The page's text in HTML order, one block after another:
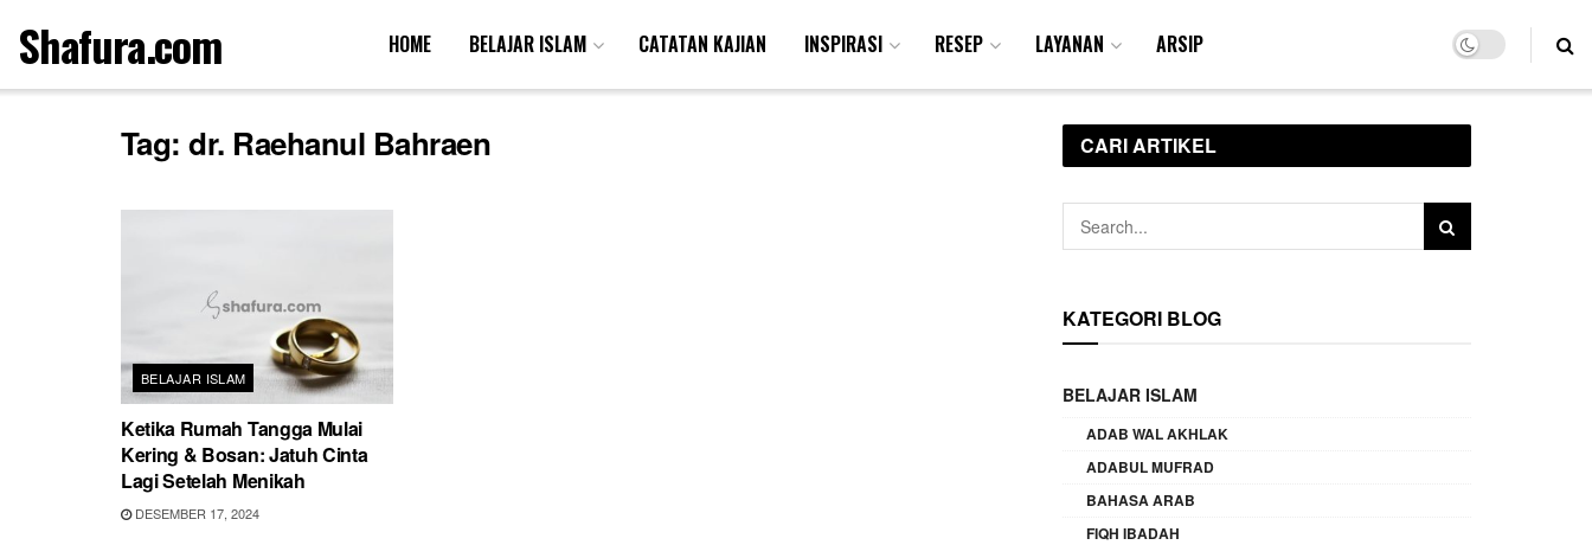
Shafura.com HOME BELAJAR ISLAM CATATAN KAJIAN INSPIRASI RESEP LAYANAN ARSIP
Tag:dr. Raehanul Bahraen
BELAJAR ISLAM
Ketika Rumah Tangga Mulai
Kering & Bosan: Jatuh Cinta
Lagi Setelah Menikah
DESEMBER 17, 2024
CARI ARTIKEL
KATEGORI BLOG
BELAJAR ISLAM
ADAB WAL AKHLAK
ADABUL MUFRAD
BAHASA ARAB
FIQH IBADAH